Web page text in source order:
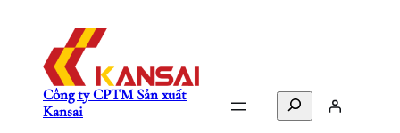
Công ty CPTM Sản xuất
Kansai
Search